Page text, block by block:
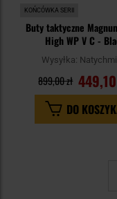
KOŃCÓWKA SERII
Buty taktyczne
High WP V C -
Wysyłka:
899,00 zł
DO